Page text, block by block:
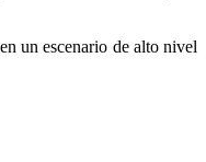
un escenario de alto nivel